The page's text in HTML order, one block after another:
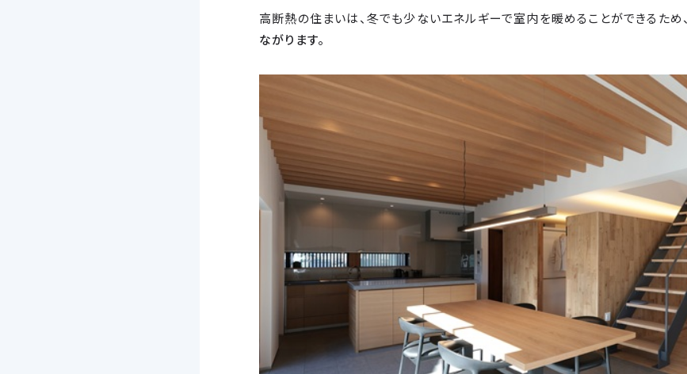
高断熱の住まいは、冬でも少ないエネルギーで室内を暖めることができるため、
ながります。